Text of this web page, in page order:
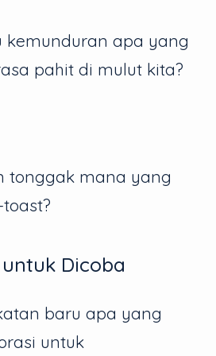
kemunduran apa yang
pahit di mulut kita?
tonggak mana yang
Dicoba
baru apa yang
untuk